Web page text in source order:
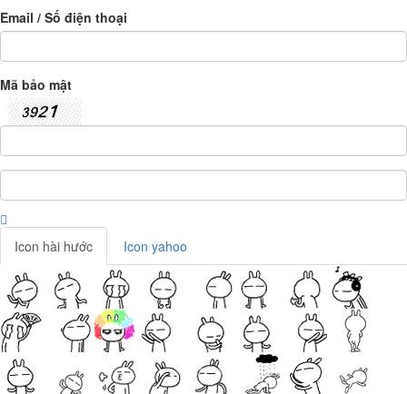
Email / Số điện thoại
Mã bảo mật
Icon hài hước Icon yahoo